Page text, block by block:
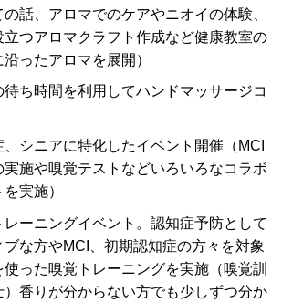
の話、アロマでのケアやニオイの体験、
立つアロマクラフト作成など健康教室の
ったアロマを展開）
待ち時間を利用してハンドマッサージコ
、シニアに特化したイベント開催（MCI
実施や嗅覚テストなどいろいろなコラボ
実施）
レーニングイベント。認知症予防として
ブな方やMCI、初期認知症の方々を対象
使った嗅覚トレーニングを実施（嗅覚訓
）香りが分からない方でも少しずつ分か